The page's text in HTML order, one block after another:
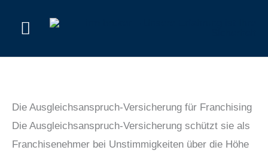
InhaltHauptmenü
Die Ausgleichsanspruch-Versicherung für Franchising
Die Ausgleichsanspruch-Versicherung schützt sie als
Franchisenehmer bei Unstimmigkeiten über die Höhe